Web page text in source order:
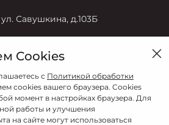
Савушкина, д.103Б
Cookies
с Политикой обработки
cookies вашего браузера. Cookies
момент в настройках браузера. Для
работы и улучшения
на сайте могут использоваться